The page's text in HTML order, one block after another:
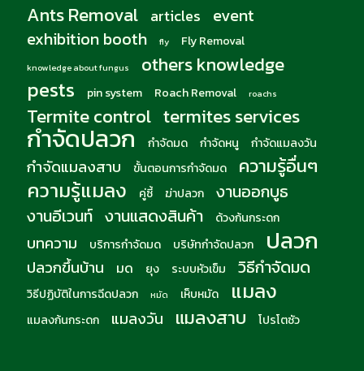
Ants Removal articles
event
exhibition booth
fly Fly Removal
knowledge about fungus others knowledge
pests pin system Roach Removal roachs
Termite control termites services
กำจัดปลวก กำจัดมด กำจัดหนู กำจัดแมลงวัน
กำจัดแมลงสาบ ขั้นตอนการกำจัดมด ความรู้อื่นๆ
ความรู้แมลง คู่ซี้ ฆ่าปลวก
งานออกบูธ
งานอีเวนท์ งานแสดงสินค้า ด้วงก้นกระดก
บทความ บริการกำจัดมด บริษัทกำจัดปลวก ปลวก
ปลวกขึ้นบ้าน มด ยุง ระบบหัวเข็ม วิธีกำจัดมด
วิธีปฏิบัติในการฉีดปลวก หมัด เห็บหมัด แมลง
แมลงก้นกระดก แมลงวัน แมลงสาบ โปรโตซัว